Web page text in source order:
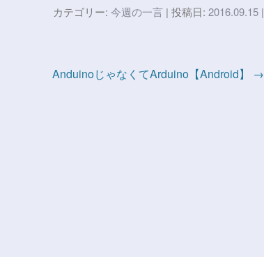
カテゴリー:今週の一言 | 投稿日:2016.09.15 |
AnduinoじゃなくてArduino【Android】 →